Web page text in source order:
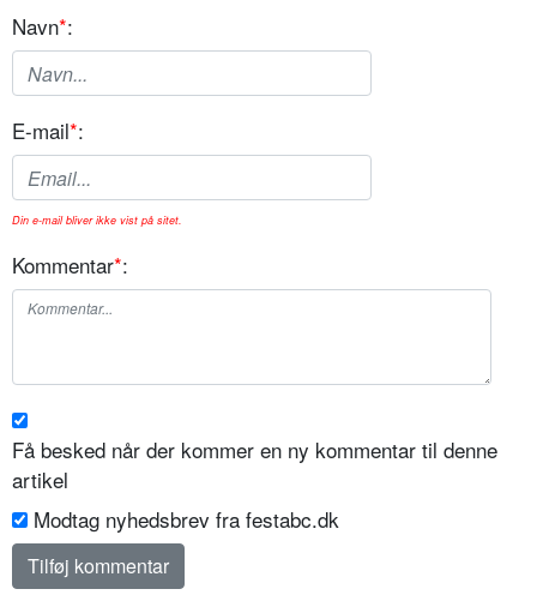
Navn*:
E-mail*:
Din e-mail bliver ikke vist på sitet.
Kommentar*:
Få besked når der kommer en ny kommentar til denne
artikel
Modtag nyhedsbrev fra festabc.dk